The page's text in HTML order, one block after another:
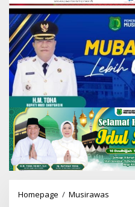
Homepage / Musirawas